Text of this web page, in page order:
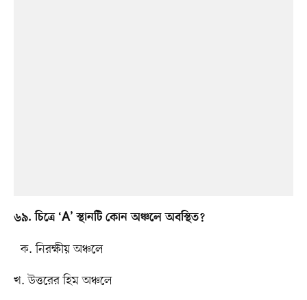
৬৯. চিত্রে ‘A’ স্থানটি কোন অঞ্চলে অবস্থিত?
ক. নিরক্ষীয় অঞ্চলে
খ. উত্তরের হিম অঞ্চলে